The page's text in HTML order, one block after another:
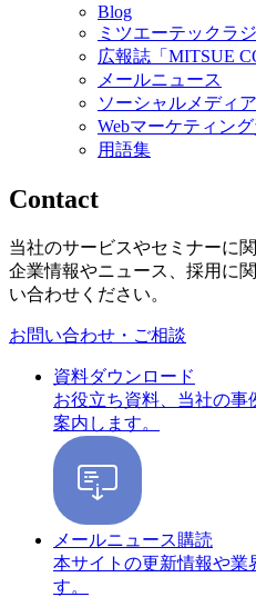
Blog
ミツエーテックラ
広報誌「MITSUE
メールニュース
ソーシャルメディ
Webマーケティン
用語集
Contact
当社のサービスやセミナーに
企業情報やニュース、採用に
い合わせください。
お問い合わせ・ご相談
資料ダウンロード
お役立ち資料、当社の
案内します。
メールニュース購読
本サイトの更新情報や業
す。